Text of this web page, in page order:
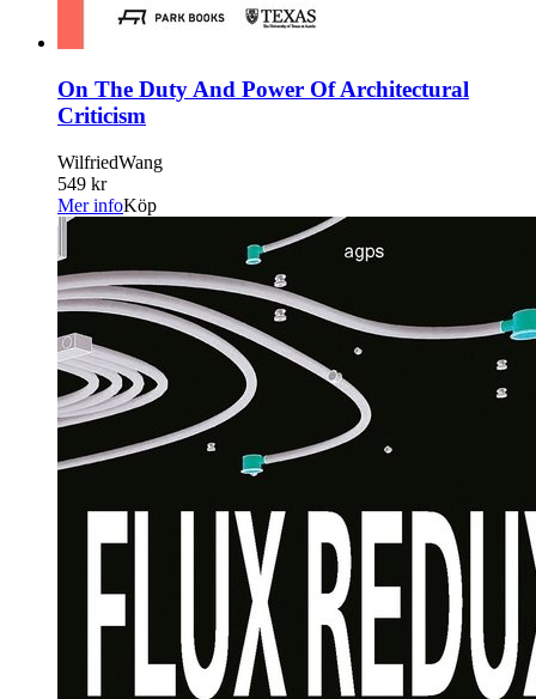
On The Duty And Power Of Architectural
Criticism
WilfriedWang
549 kr
Mer infoKöp